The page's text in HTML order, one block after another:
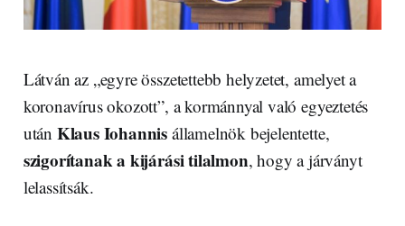
Látván az „egyre összetettebb helyzetet, amelyet a
koronavírus okozott”, a kormánnyal való egyeztetés
után Klaus Iohannis államelnök bejelentette,
szigorítanak a kijárási tilalmon, hogy a járványt
lelassítsák.